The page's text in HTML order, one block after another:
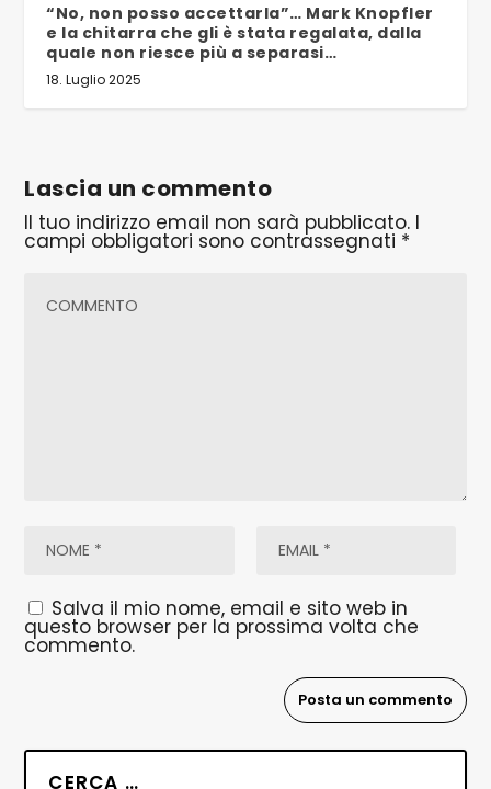
“No, non posso accettarla”… Mark Knopfler
e la chitarra che gli è stata regalata, dalla
quale non riesce più a separasi…
18. Luglio 2025
Lascia un commento
Il tuo indirizzo email non sarà pubblicato. I
campi obbligatori sono contrassegnati *
Salva il mio nome, email e sito web in
questo browser per la prossima volta che
commento.